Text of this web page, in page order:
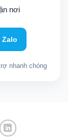
nơi
Zalo
nhanh chóng